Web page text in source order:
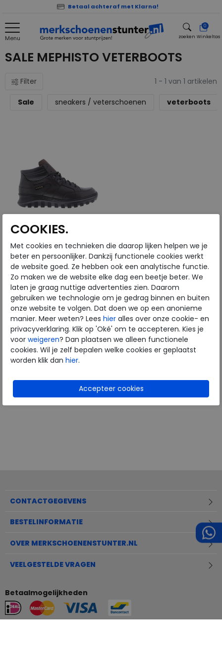
Betaal achteraf met Klarna!
Menu zoeken
0
Winkeltas
SALE MEPHISTO VETERBOOTS
Filter 1 - 1 van 1 artikelen
Sale sneakers / veterschoenen veterboots
Mephisto
Fosco dark brown
wijdte Wijdtemaat H
€ 249,95
€ 199,96
Beschikbare maten
9 9+ 10 11
CONTACTGEGEVENS
BESTELINFORMATIE
OVER MERKSCHOENENSTUNTER.NL
VEELGESTELDE VRAGEN
Betaalmogelijkheden
COOKIES.
Met cookies en technieken die daarop lijken helpen we je
beter en persoonlijker. Dankzij functionele cookies werkt
de website goed. Ze hebben ook een analytische functie.
Zo maken we de website elke dag een beetje beter. We
laten je graag nuttige advertenties zien. Daarom
gebruiken we technologie om je gedrag binnen en buiten
onze website te volgen. Dat doen we op een anonieme
manier. Meer weten? Lees hier alles over onze cookie- en
privacyverklaring. Klik op 'Oké' om te accepteren. Kies je
voor weigeren? Dan plaatsen we alleen functionele
cookies. Wil je zelf bepalen welke cookies er geplaatst
worden klik dan hier.